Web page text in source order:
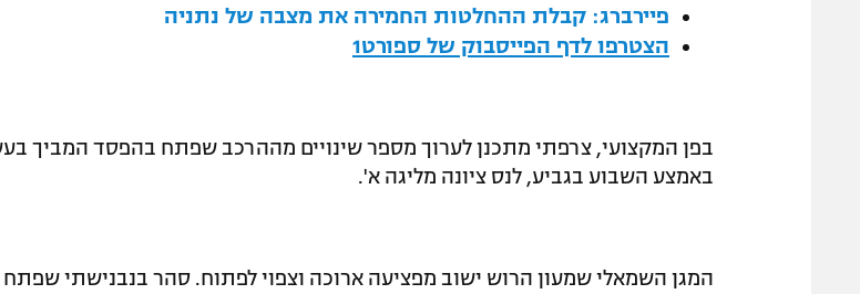
פיירברג: קבלת ההחלטות החמירה את מצבה של נתניה
הצטרפו לדף הפייסבוק של ספורט1
בפן המקצועי, צרפתי מתכנן לערוך מספר שינויים מההרכב שפתח בהפסד המביך
באמצע השבוע בגביע, לנס ציונה מליגה א'.
המגן השמאלי שמעון הרוש ישוב מפציעה ארוכה וצפוי לפתוח. סהר בנבנישתי